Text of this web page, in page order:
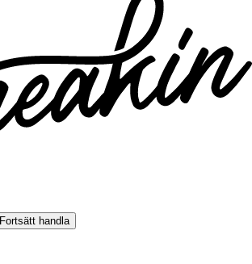
Fortsätt handla